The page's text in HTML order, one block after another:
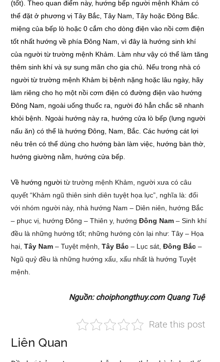
(tốt). Theo quan điểm này, hướng bếp người mệnh Khảm có
thể đặt ở phương vị Tây Bắc, Tây Nam, Tây hoặc Đông Bắc.
miệng của bếp lò hoặc 0 cắm cho dòng điện vào nồi cơm điện
tốt nhất hướng về phía Đông Nam, vì đây là hướng sinh khí
của người từ trường mệnh Khảm. Làm như vậy có thể làm tăng
thêm sinh khí và sự sung mãn cho gia chủ. Nếu trong nhà có
người từ trường mệnh Khảm bị bệnh nặng hoặc lâu ngày, hãy
làm riêng cho họ một nồi cơm điện có đường điện vào hướng
Đông Nam, ngoài uống thuốc ra, người đó hẳn chắc sẽ nhanh
khỏi bệnh. Ngoài hướng này ra, hướng cửa lò bếp (lưng người
nấu ăn) có thể là hướng Đông, Nam, Bắc. Các hướng cát lợi
nêu trên có thể dùng cho hướng bàn làm việc, hướng bàn thờ,
hướng giường nằm, hướng cửa bếp.
Về hướng người từ trường mệnh Khảm, người xưa có câu
quyết “Khảm ngũ thiên sinh diên tuyệt họa lục”, nghĩa là: đối
với nhóm người này, nhà hướng Nam – Diên niên, hướng Bắc
– phục vị, hướng Đông – Thiên y, hướngĐông Nam – Sinh khí
đều là những hướng tốt; những hướng còn lại như: Tây – Họa
hại,Tây Nam – Tuyệt mệnh,Tây Bắc – Lục sát,Đông Bắc –
Ngũ quỷ đều là những hướng xấu, xấu nhất là hướng Tuyệt
mệnh.
Nguồn: choiphongthuy.com Quang Tuệ
Rate this post
Liên Quan